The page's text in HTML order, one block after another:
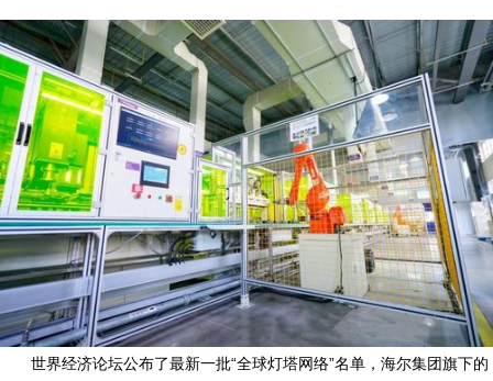
世界经济论坛公布了最新一批“全球灯塔网络”名单，海尔集团旗下的